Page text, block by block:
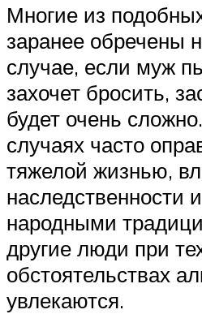
Многие из
заранее обречены
случае, если муж
захочет бросить,
будет очень
случаях часто
тяжелой жизнью,
наследственности
народными
другие люди при
обстоятельствах
увлекаются.